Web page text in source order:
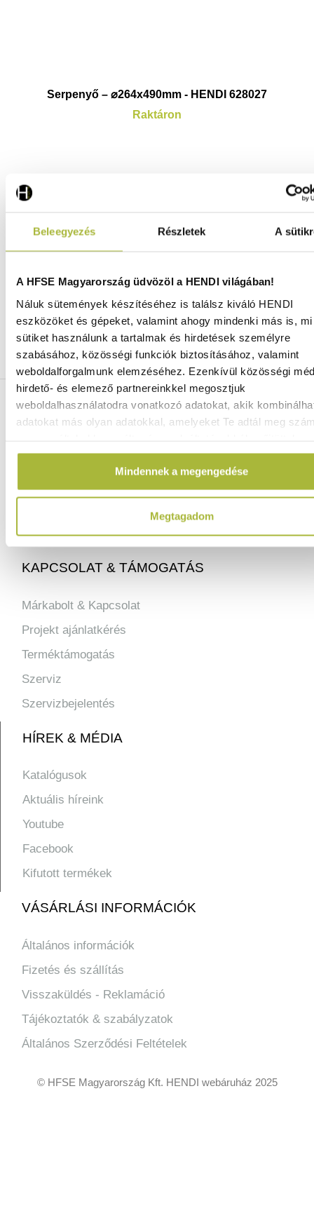
Beleegyezés Részletek A
A HFSE Magyarország üdvözöl a HENDI világában!
Náluk sütemények készítéséhez is találsz kiváló HENDI
eszközöket és gépeket, valamint ahogy mindenki más is,
sütiket használunk a tartalmak és hirdetések személyre
szabásához, közösségi funkciók biztosításához, valamint
weboldalforgalmunk elemzéséhez. Ezenkívül közösségi
hirdető- és elemező partnereinkkel megosztjuk
weboldalhasználatodra vonatkozó adatokat, akik
adatokat más olyan adatokkal, amelyeket Te adtál meg
Mindennek a megengedése
Megtagadom
Serpenyő – ⌀264x490mm - HENDI 628027
Raktáron
Ingyenes szállítás 25 000 Ft felett
Szállítás akár 1 munkanapon belül
Mindig a legkedvezőbb HENDI árak
Több mint 2000 termék raktáron
ELÉRHETŐSÉGEINK
info@hfse.hu
KAPCSOLAT & TÁMOGATÁS
Márkabolt & Kapcsolat
Projekt ajánlatkérés
Terméktámogatás
Szerviz
Szervizbejelentés
HÍREK & MÉDIA
Katalógusok
Aktuális híreink
Youtube
Facebook
Kifutott termékek
VÁSÁRLÁSI INFORMÁCIÓK
Általános információk
Fizetés és szállítás
Visszaküldés - Reklamáció
Tájékoztatók & szabályzatok
Általános Szerződési Feltételek
© HFSE Magyarország Kft. HENDI webáruház 2025